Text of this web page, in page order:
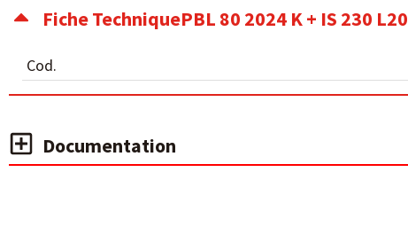
Fiche TechniquePBL 80 2024 K + IS 230 L20
Cod.
Documentation